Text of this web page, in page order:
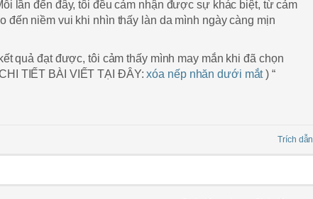
lần đến đây, tôi đều cảm nhận được sự khác biệt, từ cảm
đến niềm vui khi nhìn thấy làn da mình ngày càng mịn
quả đạt được, tôi cảm thấy mình may mắn khi đã chọn
TIẾT BÀI VIẾT TẠI ĐÂY:xóa nếp nhăn dưới mắt) “
Trích dẫn